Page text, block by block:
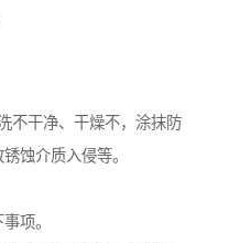
不干净、干燥不，涂抹防
蚀介质入侵等。
项。